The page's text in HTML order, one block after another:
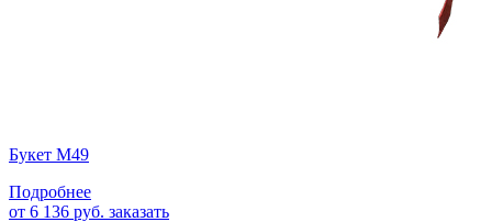
Букет М49
Подробнее
от 6 136 руб. заказать